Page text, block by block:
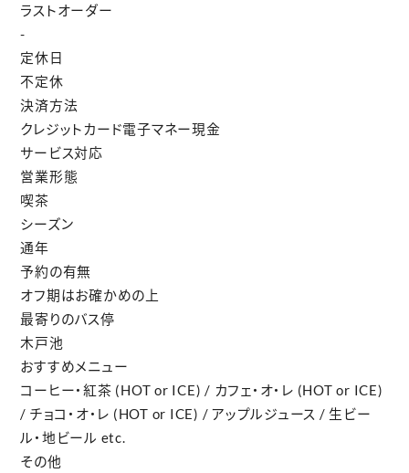
ラストオーダー
-
定休日
不定休
決済方法
クレジットカード電子マネー現金
サービス対応
営業形態
喫茶
シーズン
通年
予約の有無
オフ期はお確かめの上
最寄りのバス停
木戸池
おすすめメニュー
コーヒー・紅茶 (HOT or ICE) / カフェ・オ・レ (HOT or ICE)
/ チョコ・オ・レ (HOT or ICE) / アップルジュース / 生ビー
ル・地ビール etc.
その他